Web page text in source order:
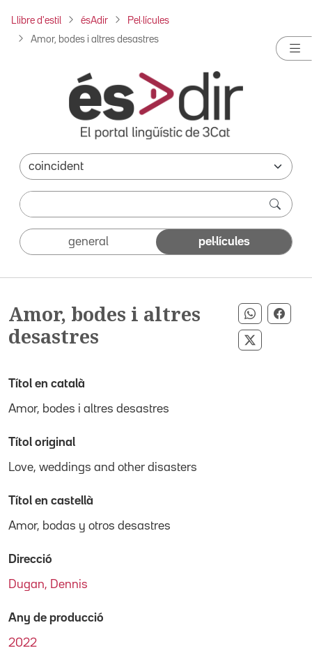
Llibre d'estil ésAdir Pel·lícules
Amor, bodes i altres desastres
general pel·lícules
Amor, bodes i altres
desastres
Compartir
Compartir
Títol en català
Amor, bodes i altres desastres
Títol original
Love, weddings and other disasters
Títol en castellà
Amor, bodas y otros desastres
Direcció
Dugan, Dennis
Any de producció
2022